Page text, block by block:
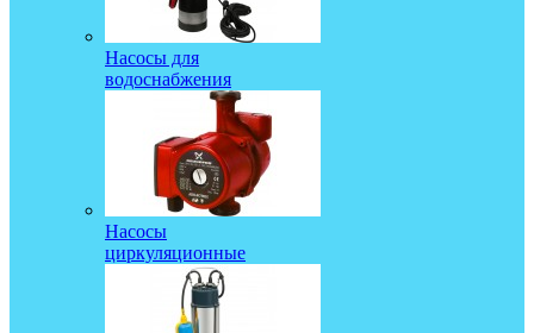
Насосы для
водоснабжения
Насосы
циркуляционные